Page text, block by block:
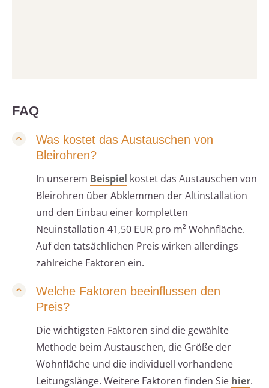
FAQ
Was kostet das Austauschen von
Bleirohren?
In unserem Beispiel kostet das Austauschen von
Bleirohren über Abklemmen der Altinstallation
und den Einbau einer kompletten
Neuinstallation 41,50 EUR pro m² Wohnfläche.
Auf den tatsächlichen Preis wirken allerdings
zahlreiche Faktoren ein.
Welche Faktoren beeinflussen den
Preis?
Die wichtigsten Faktoren sind die gewählte
Methode beim Austauschen, die Größe der
Wohnfläche und die individuell vorhandene
Leitungslänge. Weitere Faktoren finden Sie hier.